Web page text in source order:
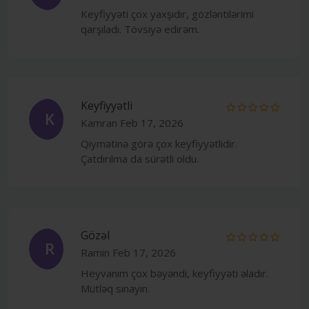
Keyfiyyəti çox yaxşıdır, gözləntilərimi
qarşıladı. Tövsiyə edirəm.
K
Keyfiyyətli
Kamran Feb 17, 2026
Qiymətinə görə çox keyfiyyətlidir.
Çatdırılma da sürətli oldu.
R
Gözəl
Ramin Feb 17, 2026
Heyvanım çox bəyəndi, keyfiyyəti əladır.
Mütləq sınayın.